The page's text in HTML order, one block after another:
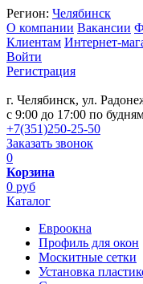
Регион: Челябинск
О компании Вакансии
Клиентам Интернет-
Войти
Регистрация
г. Челябинск, ул.
c 9:00 до 17:00 по
+7(351)250-25-50
Заказать звонок
0
Корзина
0 руб
Каталог
Евроокна
Профиль для окон
Москитные сетки
Установка